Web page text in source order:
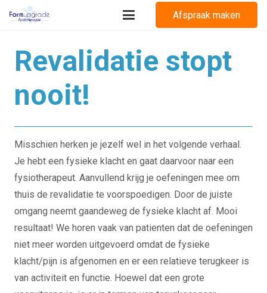
Afspraak maken
Revalidatie stopt
nooit!
Misschien herken je jezelf wel in het volgende verhaal.
Je hebt een fysieke klacht en gaat daarvoor naar een
fysiotherapeut. Aanvullend krijg je oefeningen mee om
thuis de revalidatie te voorspoedigen. Door de juiste
omgang neemt gaandeweg de fysieke klacht af. Mooi
resultaat! We horen vaak van patienten dat de oefeningen
niet meer worden uitgevoerd omdat de fysieke
klacht/pijn is afgenomen en er een relatieve terugkeer is
van activiteit en functie. Hoewel dat een grote